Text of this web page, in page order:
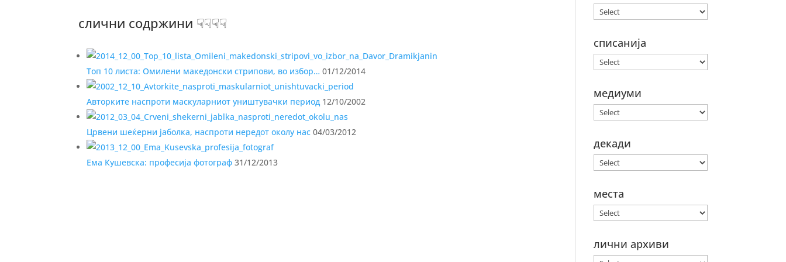
слични содржини ☟☟☟☟
Топ 10 листа: Омилени македонски стрипови, во избор… 01/12/2014
Авторките наспроти маскуларниот уништувачки период 12/10/2002
Црвени шеќерни јаболка, наспроти нередот околу нас 04/03/2012
Ема Кушевска: професија фотограф 31/12/2013
списанија
медиуми
декади
места
лични архиви